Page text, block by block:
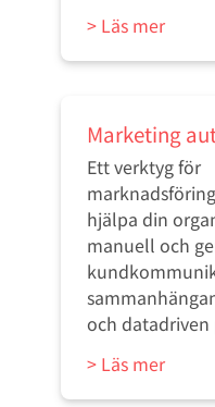
> Läs mer
Marketing
Ett verktyg för
hjälpa din
manuell och
och datadriven
> Läs mer